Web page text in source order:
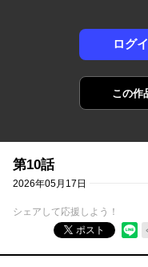
ログ
この作
第10話
2026年05月17日
シェアして応援しよう！
ポスト